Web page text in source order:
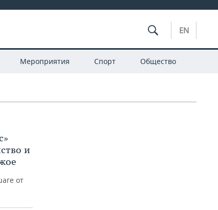
EN
Мероприятия Спорт Общество
и
от